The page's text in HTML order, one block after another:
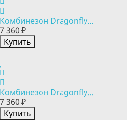
Комбинезон Dragonfly...
7 360 ₽
Купить
Комбинезон Dragonfly...
7 360 ₽
Купить